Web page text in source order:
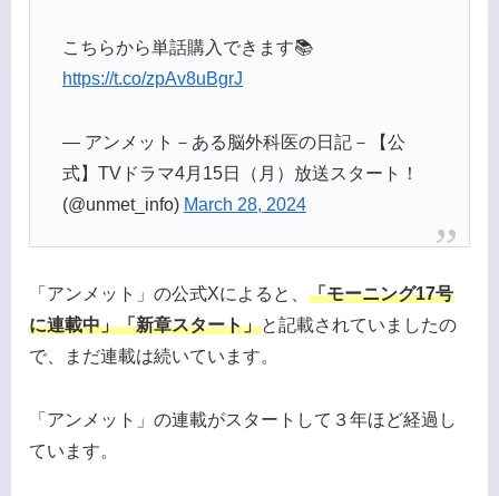
こちらから単話購入できます📚
https://t.co/zpAv8uBgrJ
— アンメット－ある脳外科医の日記－【公
式】TVドラマ4月15日（月）放送スタート！
(@unmet_info) March 28, 2024
「アンメット」の公式Xによると、 「モーニング17号
に連載中」「新章スタート」と記載されていましたの
で、まだ連載は続いています。
「アンメット」の連載がスタートして３年ほど経過し
ています。